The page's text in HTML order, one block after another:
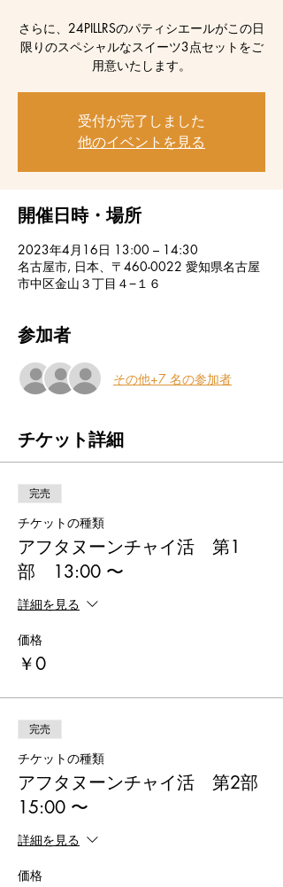
さらに、24PILLRSのパティシエールがこの日
限りのスペシャルなスイーツ3点セットをご
用意いたします。
受付が完了しました
他のイベントを見る
開催日時・場所
2023年4月16日 13:00 – 14:30
名古屋市, 日本、〒460-0022 愛知県名古屋
市中区金山３丁目４−１６
参加者
その他+7 名の参加者
チケット詳細
完売
チケットの種類
アフタヌーンチャイ活 第1
部 13:00 〜
詳細を見る
価格
￥0
完売
チケットの種類
アフタヌーンチャイ活 第2部
15:00 〜
詳細を見る
価格